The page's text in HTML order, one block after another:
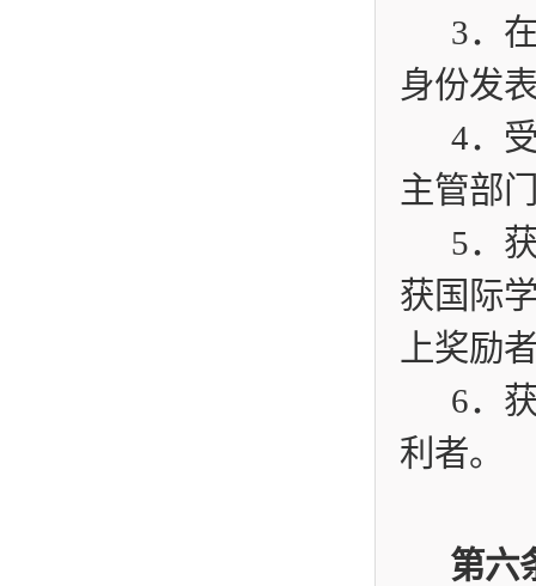
3．
身份发
4．
主管部
5．
获国际
上奖励
6．
利者。
第六